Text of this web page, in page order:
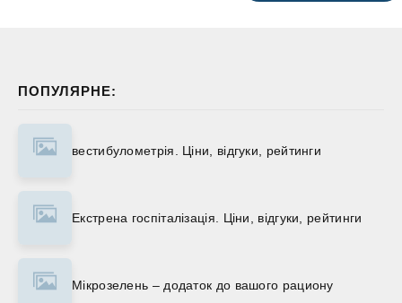
ПОПУЛЯРНЕ:
вестибулометрія. Ціни, відгуки, рейтинги
Екстрена госпіталізація. Ціни, відгуки, рейтинги
Мікрозелень – додаток до вашого рациону